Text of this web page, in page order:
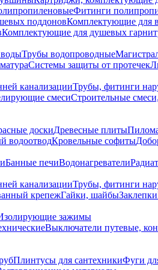
Фитинги
поддоновКомплектующие для
Комплектующие для душевых
Трубы водопроводные
Системы защиты от протечек
канализацииТрубы, фитинги
смесиСтроительные
доскиДревесные плиты
водоотводКровельные софиты
Банные печиВодонагреватели
канализацииТрубы, фитинги
крепежГайки, шайбыЗаклепки
зажимы
Выключатели путевые,
Плинтусы для сантехникиФуги